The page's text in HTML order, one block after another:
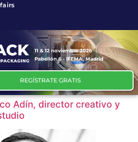
11 & 12 noviembre 2026
Pabellón 6 - IFEMA, Madrid
REGÍSTRATE GRATIS
Adín, director creativo y